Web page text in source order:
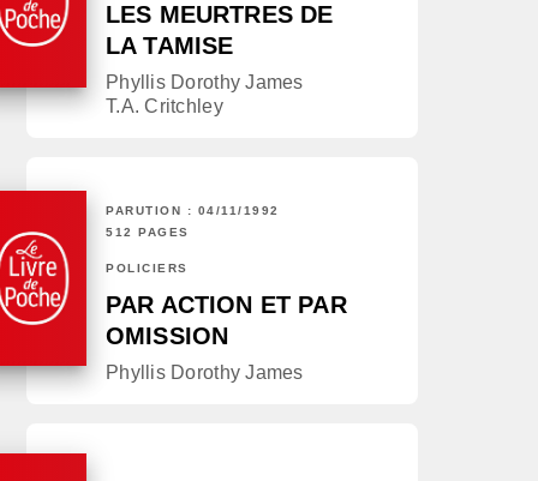
LES MEURTRES DE
LA TAMISE
Phyllis Dorothy James
T.A. Critchley
PARUTION : 04/11/1992
512 PAGES
POLICIERS
PAR ACTION ET PAR
OMISSION
Phyllis Dorothy James